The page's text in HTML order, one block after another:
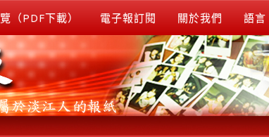
（PDF下載） 電子報訂閱 關於我們 語言